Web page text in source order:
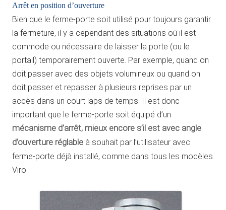
Arrêt en position d’ouverture
Bien que le ferme-porte soit utilisé pour toujours garantir
la fermeture, il y a cependant des situations où il est
commode ou nécessaire de laisser la porte (ou le
portail) temporairement ouverte. Par exemple, quand on
doit passer avec des objets volumineux ou quand on
doit passer et repasser à plusieurs reprises par un
accès dans un court laps de temps. Il est donc
important que le ferme-porte soit équipé d’un
mécanisme d’arrêt, mieux encore s’il est avec angle
d’ouverture réglable à souhait par l’utilisateur avec
ferme-porte déjà installé, comme dans tous les modèles
Viro.